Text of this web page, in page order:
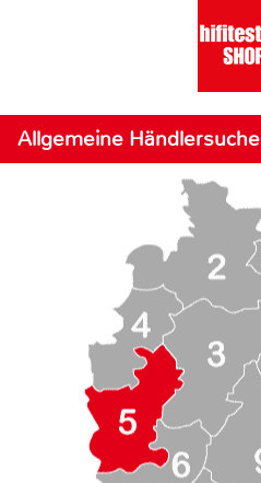
Allgemeine Händlersuche